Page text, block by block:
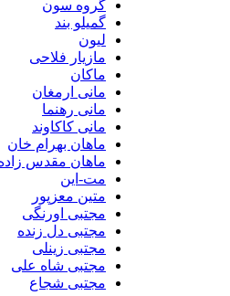
گروه سون
گمیلو بند
لیون
مازیار فلاحی
ماکان
مانی ارمغان
مانی رهنما
مانی کاکاوند
ماهان بهرام خان
ماهان مقدس زاده
مت-این
متین معزپور
مجتبی اورنگی
مجتبی دل زنده
مجتبی زینلی
مجتبی شاه علی
مجتبی شجاع